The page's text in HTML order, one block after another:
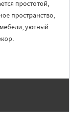
простотой,
пространство,
уютный